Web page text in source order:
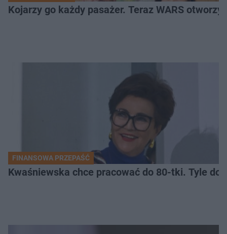
Kojarzy go każdy pasażer. Teraz WARS otworzy
FINANSOWA PRZEPAŚĆ
Kwaśniewska chce pracować do 80-tki. Tyle